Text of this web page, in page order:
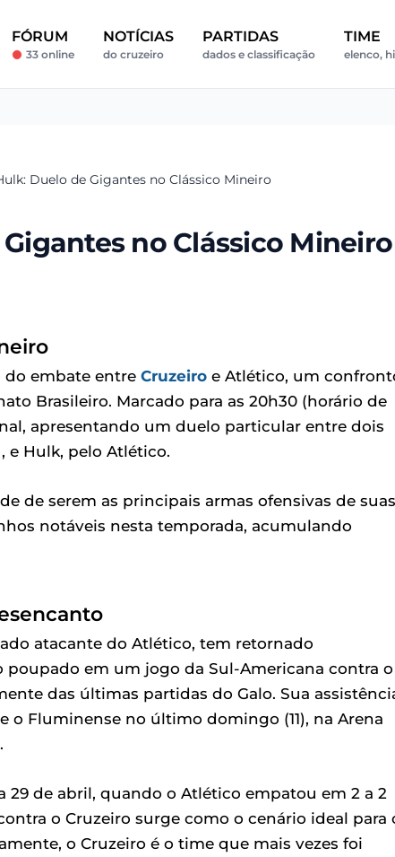
FÓRUM
33 online
NOTÍCIAS
do cruzeiro
PARTIDAS
dados e classificação
TIME
elenco,
Duelo de Gigantes no Clássico Mineiro
no Clássico Mineiro
do embate entre Cruzeiro e Atlético, um
Brasileiro. Marcado para as 20h30 (horário de
apresentando um duelo particular entre dois
e Hulk, pelo Atlético.
de serem as principais armas ofensivas de suas
notáveis nesta temporada, acumulando
atacante do Atlético, tem retornado
em um jogo da Sul-Americana contra o
das últimas partidas do Galo. Sua
o Fluminense no último domingo (11), na Arena
29 de abril, quando o Atlético empatou em 2 a 2
o Cruzeiro surge como o cenário ideal para
o Cruzeiro é o time que mais vezes foi